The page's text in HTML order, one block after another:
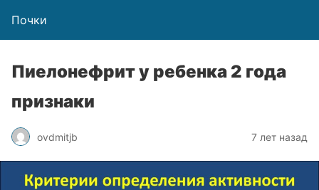
Почки
Пиелонефрит у ребенка 2 года
признаки
ovdmitjb 7 лет назад